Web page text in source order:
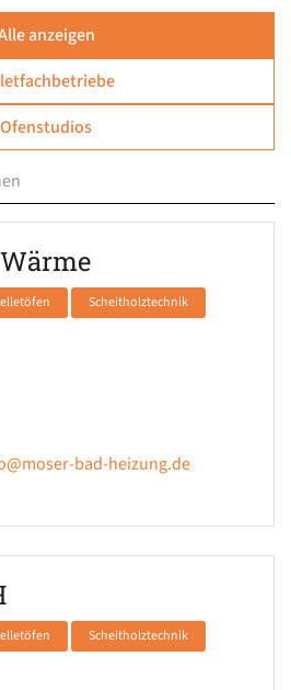
anzeigen
Ofenstudios
Scheitholztechnik
bad-heizung.de
Scheitholztechnik